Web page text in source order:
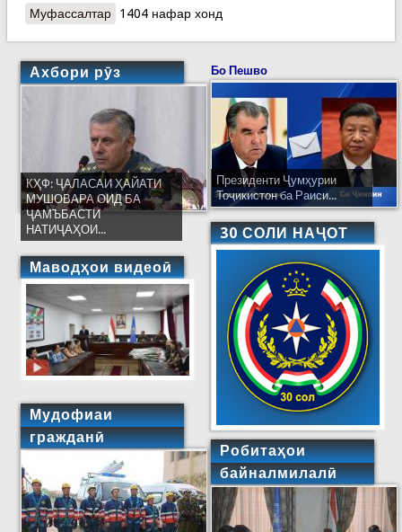
Муфассалтаро КҲФ-ХАТЛОН: ПЕШГИРИИ ЗАҲРОЛУДШАВӢ
1404 нафар хонд
Ахбори рӯз
КҲФ: ҶАЛАСАИ ҲАЙАТИ
МУШОВАРА ОИД БА
ҶАМЪБАСТИ
НАТИҶАҲОИ...
Маводҳои видеоӣ
Мудофиаи
гражданӣ
Бо Пешво
Президенти Ҷумҳурии
Тоҷикистон ба Раиси...
30 СОЛИ НАҶОТ
Робитаҳои
байналмилалӣ